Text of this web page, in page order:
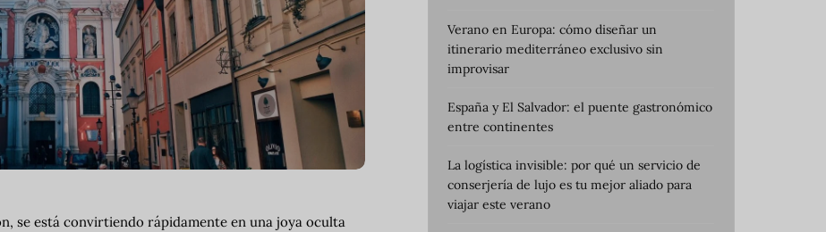
se está convirtiendo rápidamente en una joya oculta
Verano en Europa: cómo diseñar un
itinerario mediterráneo exclusivo sin
improvisar
España y El Salvador: el puente gastronómico
entre continentes
La logística invisible: por qué un servicio de
conserjería de lujo es tu mejor aliado para
viajar este verano